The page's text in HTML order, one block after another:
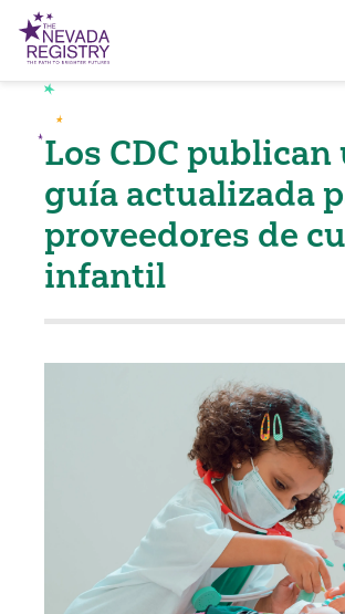
Los CDC publican
guía actualizada
proveedores de
infantil